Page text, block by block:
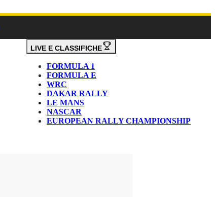
LIVE E CLASSIFICHE
FORMULA 1
FORMULA E
WRC
DAKAR RALLY
LE MANS
NASCAR
EUROPEAN RALLY CHAMPIONSHIP